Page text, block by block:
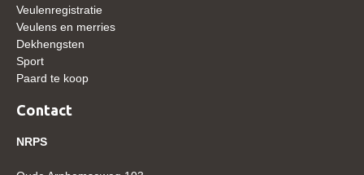
ZADEL 2026
Veulenregistratie
Veulens en merries
Dekhengsten
Sport
Paard te koop
Contact
NRPS